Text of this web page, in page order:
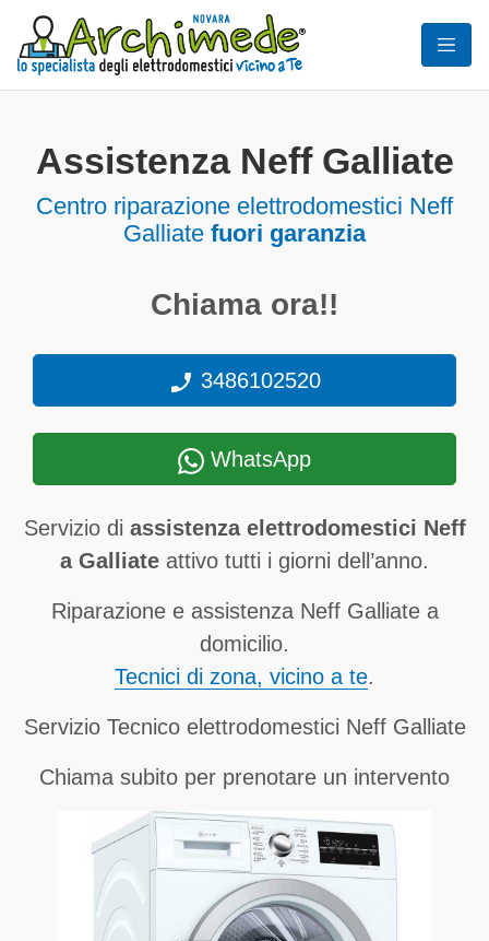
Assistenza Neff Galliate
Centro riparazione elettrodomestici Neff
Galliate fuori garanzia
Chiama ora!!
3486102520
WhatsApp
Servizio di assistenza elettrodomestici Neff
a Galliate attivo tutti i giorni dell’anno.
Riparazione e assistenza Neff Galliate a
domicilio.
Tecnici di zona, vicino a te.
Servizio Tecnico elettrodomestici Neff Galliate
Chiama subito per prenotare un intervento